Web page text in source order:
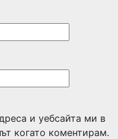
и уебсайта ми в
когато коментирам.